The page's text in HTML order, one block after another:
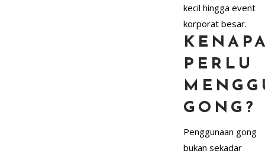
kecil hingga event
korporat besar.
PERLU
GONG?
Penggunaan gong
bukan sekadar